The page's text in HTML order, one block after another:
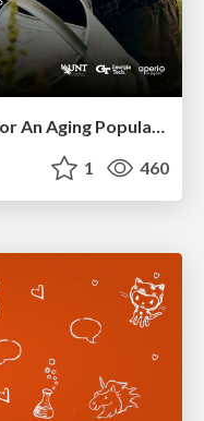
Leveraging Curiosity to Care for An Aging Population
1 460